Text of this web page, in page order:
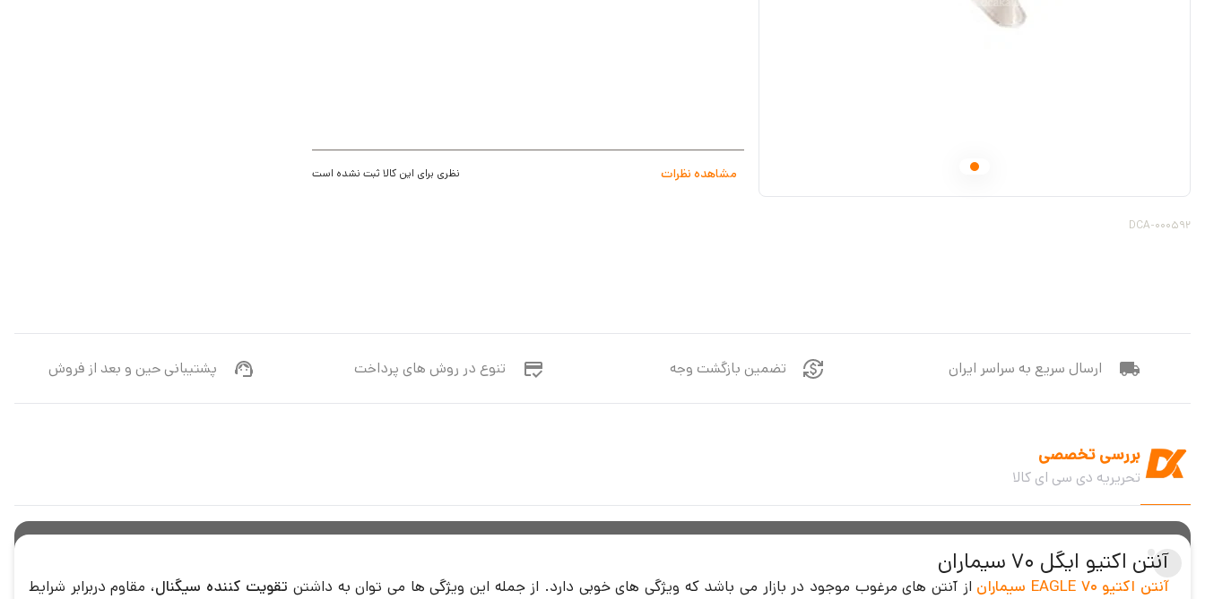
مشاهده نظرات
نظری برای این کالا ثبت نشده است
DCA-000592
ارسال سریع به سراسر ایران تضمین بازگشت وجه تنوع در روش های پرداخت پشتیبانی حین و بعد از فروش
بررسی تخصصی
تحریریه دی سی ای کالا
آنتن اکتیو ایگل 70 سیماران
آنتن اکتیو 70 EAGLE سیماران از آنتن های مرغوب موجود در بازار می باشد که ویژگی های خوبی دارد. از جمله این ویژگی ها می توان به داشتن تقویت کننده سیگنال، مقاوم دربرابر شرایط